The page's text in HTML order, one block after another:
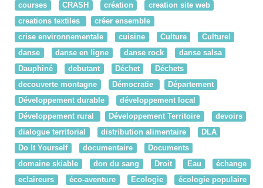
courses
CRASH création
creation site web
creations textiles
créer ensemble
crise environnementale
cuisine Culture
Culturel
danse
danse en ligne danse rock
danse salsa
Dauphiné
debutant Déchet
Déchets
decouverte montagne
Démocratie
Département
Développement durable
développement local
Développement rural
Développement Territoire
devoirs
dialogue territorial
distribution alimentaire
DLA
Do It Yourself
documentaire
Documents
domaine skiable
don du sang Droit Eau
échange
eclaireurs
éco-aventure Ecologie écologie populaire